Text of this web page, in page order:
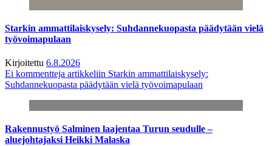
Starkin ammattilaiskysely: Suhdannekuopasta päädytään vielä
työvoimapulaan
Kirjoitettu 6.8.2026
Ei kommentteja artikkeliin Starkin ammattilaiskysely:
Suhdannekuopasta päädytään vielä työvoimapulaan
Rakennustyö Salminen laajentaa Turun seudulle –
aluejohtajaksi Heikki Malaska